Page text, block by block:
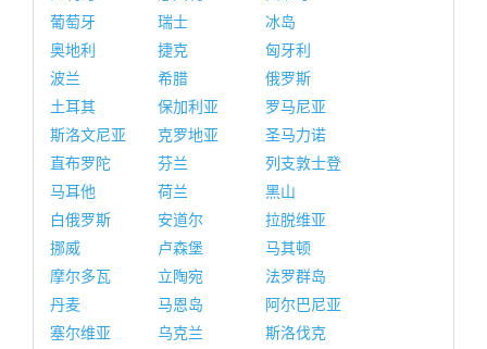
葡萄牙
瑞士
冰岛
奥地利
捷克
匈牙利
波兰
希腊
俄罗斯
土耳其
保加利亚
罗马尼亚
斯洛文尼亚
克罗地亚
圣马力诺
直布罗陀
芬兰
列支敦士登
马耳他
荷兰
黑山
白俄罗斯
安道尔
拉脱维亚
挪威
卢森堡
马其顿
摩尔多瓦
立陶宛
法罗群岛
丹麦
马恩岛
阿尔巴尼亚
塞尔维亚
乌克兰
斯洛伐克